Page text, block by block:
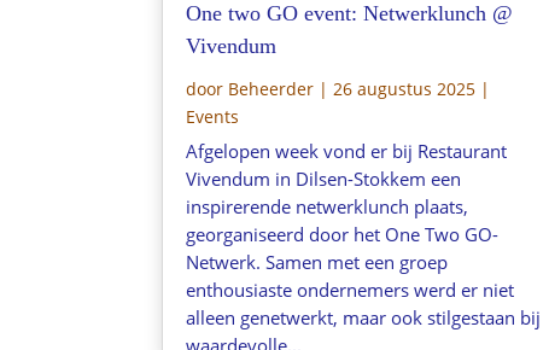
One two GO event: Netwerklunch @
Vivendum
door Beheerder |26 augustus 2025 |
Events
Afgelopen week vond er bij Restaurant
Vivendum in Dilsen-Stokkem een
inspirerende netwerklunch plaats,
georganiseerd door het One Two GO-
Netwerk. Samen met een groep
enthousiaste ondernemers werd er niet
alleen genetwerkt, maar ook stilgestaan bij